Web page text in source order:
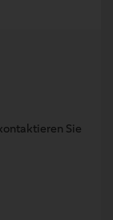
Sie